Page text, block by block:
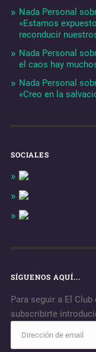
Nada Personal
«Estamos
reconducir
Nada Personal
el caos hay
Nada Personal
«Creo en la
SOCIALES
SÍGUENOS AQUÍ...
Para seguir a El
subscribirte